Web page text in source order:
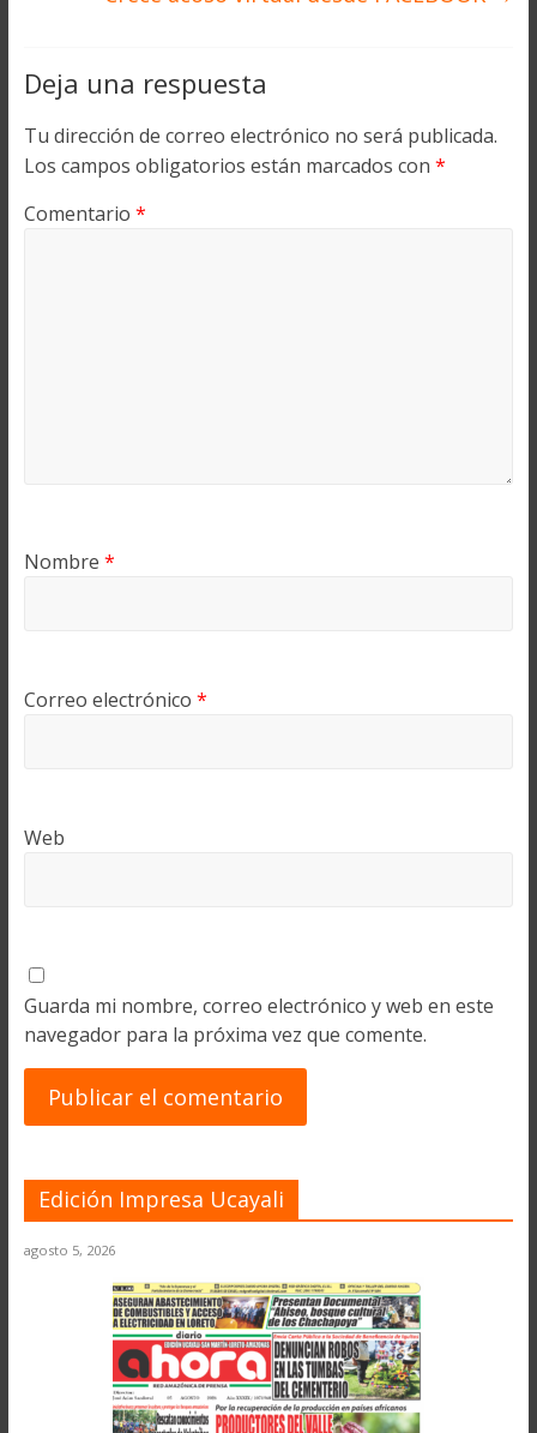
Deja una respuesta
Tu dirección de correo electrónico no será publicada.
Los campos obligatorios están marcados con *
Comentario *
Nombre *
Correo electrónico *
Web
Guarda mi nombre, correo electrónico y web en este
navegador para la próxima vez que comente.
Edición Impresa Ucayali
agosto 5, 2026